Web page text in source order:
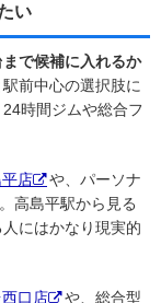
い
で候補に入れるか
前中心の選択肢に
時間ジムや総合フ
店
や、パーソナ
高島平駅から見る
にはかなり現実的
口店
や、総合型